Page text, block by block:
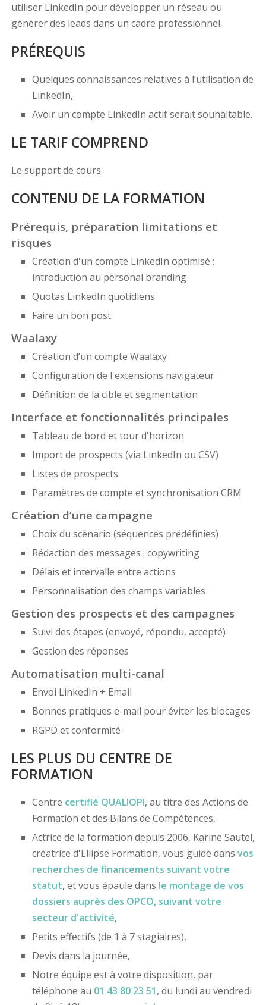
utiliser LinkedIn pour développer un réseau ou
générer des leads dans un cadre professionnel.
PRÉREQUIS
Quelques connaissances relatives à l’utilisation de
LinkedIn,
Avoir un compte LinkedIn actif serait souhaitable.
LE TARIF COMPREND
Le support de cours.
CONTENU DE LA FORMATION
Prérequis, préparation limitations et
risques
Création d'un compte LinkedIn optimisé :
introduction au personal branding
Quotas LinkedIn quotidiens
Faire un bon post
Waalaxy
Création d’un compte Waalaxy
Configuration de l'extensions navigateur
Définition de la cible et segmentation
Interface et fonctionnalités principales
Tableau de bord et tour d'horizon
Import de prospects (via LinkedIn ou CSV)
Listes de prospects
Paramètres de compte et synchronisation CRM
Création d’une campagne
Choix du scénario (séquences prédéfinies)
Rédaction des messages : copywriting
Délais et intervalle entre actions
Personnalisation des champs variables
Gestion des prospects et des campagnes
Suivi des étapes (envoyé, répondu, accepté)
Gestion des réponses
Automatisation multi-canal
Envoi LinkedIn + Email
Bonnes pratiques e-mail pour éviter les blocages
RGPD et conformité
LES PLUS DU CENTRE DE
FORMATION
Centre certifié QUALIOPI, au titre des Actions de
Formation et des Bilans de Compétences,
Actrice de la formation depuis 2006, Karine Sautel,
créatrice d'Ellipse Formation, vous guide dans vos
recherches de financements suivant votre
statut, et vous épaule dans le montage de vos
dossiers auprès des OPCO, suivant votre
secteur d'activité,
Petits effectifs (de 1 à 7 stagiaires),
Devis dans la journée,
Notre équipe est à votre disposition, par
téléphone au 01 43 80 23 51, du lundi au vendredi